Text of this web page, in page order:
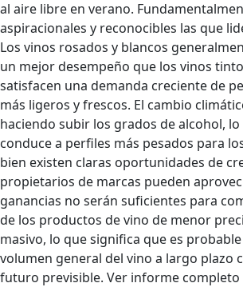
al aire libre en verano.
aspiracionales y reconocibles las que
Los vinos rosados ​​y blancos
un mejor desempeño que los vinos
satisfacen una demanda creciente de
más ligeros y frescos. El cambio
haciendo subir los grados de alcohol,
conduce a perfiles más pesados ​​para
bien existen claras oportunidades de
propietarios de marcas pueden
ganancias no serán suficientes para
de los productos de vino de menor
masivo, lo que significa que es
volumen general del vino a largo plazo
futuro previsible. Ver informe completo